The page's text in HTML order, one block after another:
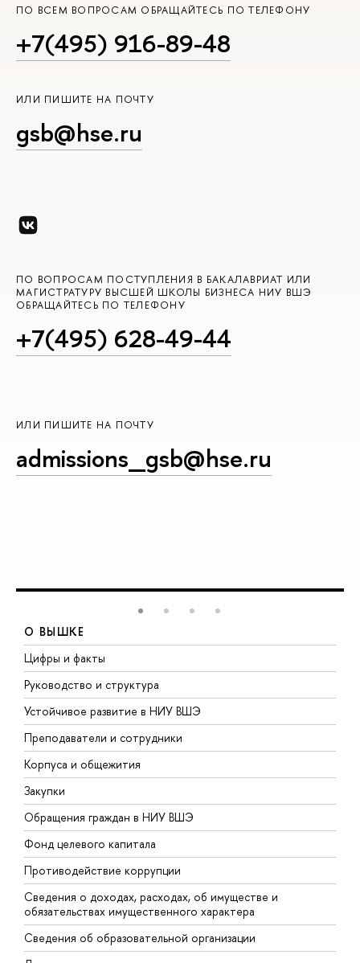
ПО ВСЕМ ВОПРОСАМ ОБРАЩАЙТЕСЬ ПО ТЕЛЕФОНУ
+7(495) 916-89-48
ИЛИ ПИШИТЕ НА ПОЧТУ
gsb@hse.ru
ПО ВОПРОСАМ ПОСТУПЛЕНИЯ В БАКАЛАВРИАТ ИЛИ
МАГИСТРАТУРУ ВЫСШЕЙ ШКОЛЫ БИЗНЕСА НИУ ВШЭ
ОБРАЩАЙТЕСЬ ПО ТЕЛЕФОНУ
+7(495) 628-49-44
ИЛИ ПИШИТЕ НА ПОЧТУ
admissions_gsb@hse.ru
О ВЫШКЕ
Цифры и факты
Руководство и структура
Устойчивое развитие в НИУ ВШЭ
Преподаватели и сотрудники
Корпуса и общежития
Закупки
Обращения граждан в НИУ ВШЭ
Фонд целевого капитала
Противодействие коррупции
Сведения о доходах, расходах, об имуществе и
обязательствах имущественного характера
Сведения об образовательной организации